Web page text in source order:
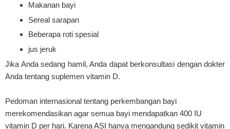
Makanan bayi
Sereal sarapan
Beberapa roti spesial
jus jeruk
Jika Anda sedang hamil, Anda dapat berkonsultasi dengan dokter
Anda tentang suplemen vitamin D.
Pedoman internasional tentang perkembangan bayi
merekomendasikan agar semua bayi mendapatkan 400 IU
vitamin D per hari. Karena ASI hanya mengandung sedikit vitamin